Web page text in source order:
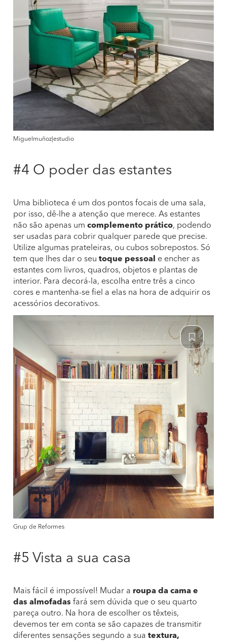
Miguelmuñoz|estudio
#4 O poder das estantes
Uma biblioteca é um dos pontos focais de uma sala,
por isso, dê-lhe a atenção que merece. As estantes
não são apenas um complemento prático, podendo
ser usadas para cobrir qualquer parede que precise.
Utilize algumas prateleiras, ou cubos sobrepostos. Só
tem que lhes dar o seu toque pessoal
e encher as
estantes com livros, quadros, objetos e plantas de
interior. Para decorá-la, escolha entre três a cinco
cores e mantenha-se fiel a elas na hora de adquirir os
acessórios decorativos.
Grup de Reformes
#5 Vista a sua casa
Mais fácil é impossível! Mudar a roupa da cama e
das almofadas fará sem dúvida que o seu quarto
pareça outro. Na hora de escolher os têxteis,
devemos ter em conta se são capazes de transmitir
diferentes sensações segundo a sua textura,